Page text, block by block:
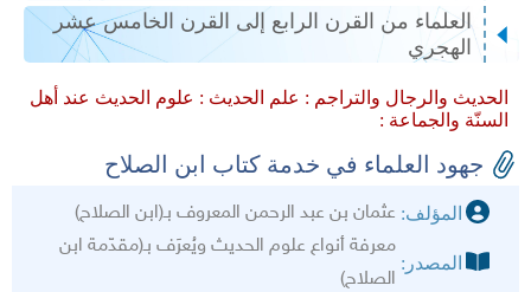
العلماء من القرن الرابع إلى القرن الخامس عشر
الهجري
الحديث والرجال والتراجم : علم الحديث : علوم الحديث عند أهل
السنّة والجماعة :
جهود العلماء في خدمة كتاب ابن الصلاح
المؤلف: عثمان بن عبد الرحمن المعروف بـ(ابن الصلاح)
المصدر:
معرفة أنواع علوم الحديث ويُعرَف بـ(مقدّمة ابن
الصلاح)